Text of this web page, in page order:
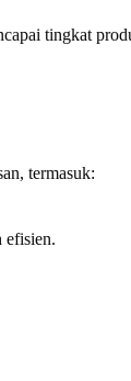
tingkat
termasuk:
efisien.